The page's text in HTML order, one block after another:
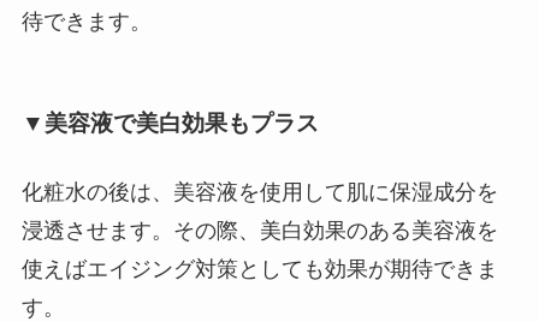
待できます。
▼美容液で美白効果もプラス
化粧水の後は、美容液を使用して肌に保湿成分を
浸透させます。その際、美白効果のある美容液を
使えばエイジング対策としても効果が期待できま
す。